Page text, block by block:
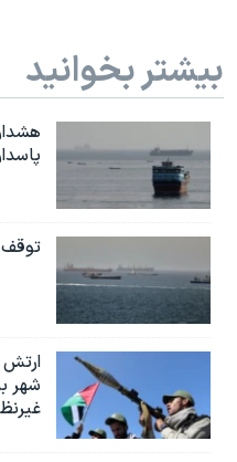
بیشتر بخوانید
توقف ۲۴ نفتکش تحریم‌شده در هرمز